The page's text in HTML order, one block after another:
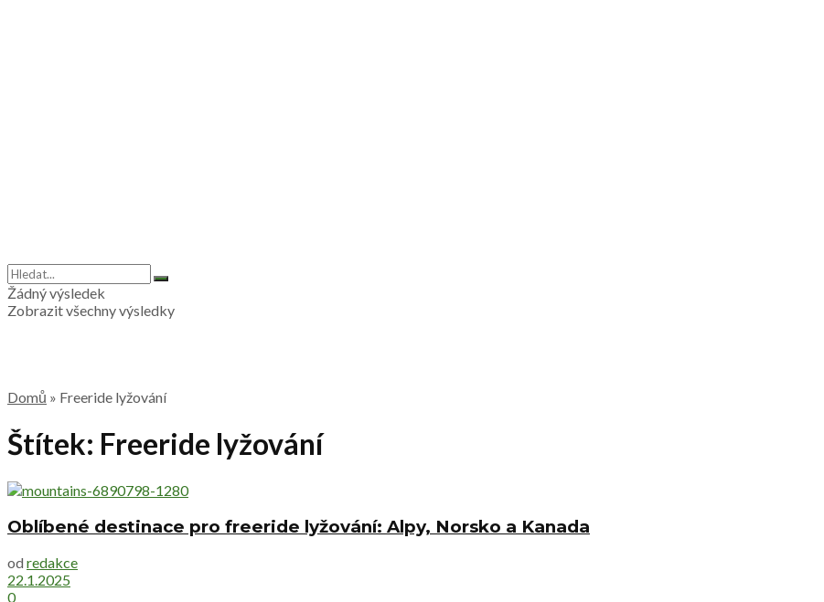
Žádný výsledek
Zobrazit všechny výsledky
Domů » Freeride lyžování
Štítek: Freeride lyžování
Oblíbené destinace pro freeride lyžování: Alpy, Norsko a Kanada
od redakce
22.1.2025
0